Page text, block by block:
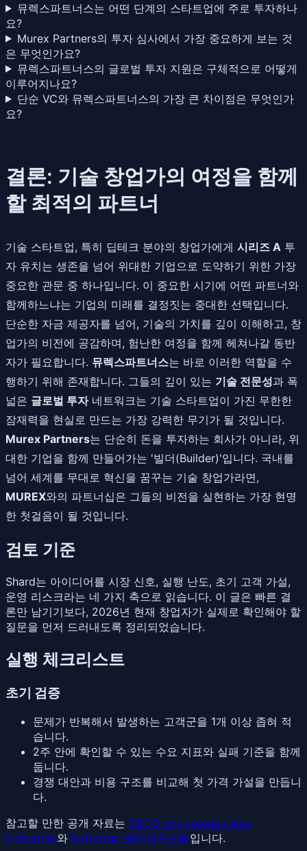
뮤렉스파트너스는 어떤 단계의 스타트업에 주로 투자하나
요?
Murex Partners의 투자 심사에서 가장 중요하게 보는 것
은 무엇인가요?
뮤렉스파트너스의 글로벌 투자 지원은 구체적으로 어떻게
이루어지나요?
단순 VC와 뮤렉스파트너스의 가장 큰 차이점은 무엇인가
요?
결론: 기술 창업가의 여정을 함께
할 최적의 파트너
기술 스타트업, 특히 딥테크 분야의 창업가에게 시리즈 A 투
자 유치는 생존을 넘어 위대한 기업으로 도약하기 위한 가장
중요한 관문 중 하나입니다. 이 중요한 시기에 어떤 파트너와
함께하느냐는 기업의 미래를 결정짓는 중대한 선택입니다.
단순한 자금 제공자를 넘어, 기술의 가치를 깊이 이해하고, 창
업가의 비전에 공감하며, 험난한 여정을 함께 헤쳐나갈 동반
자가 필요합니다. 뮤렉스파트너스는 바로 이러한 역할을 수
행하기 위해 존재합니다. 그들의 깊이 있는 기술 전문성과 폭
넓은 글로벌 투자네트워크는 기술 스타트업이 가진 무한한
잠재력을 현실로 만드는 가장 강력한 무기가 될 것입니다.
Murex Partners는 단순히 돈을 투자하는 회사가 아니라, 위
대한 기업을 함께 만들어가는 '빌더(Builder)'입니다. 국내를
넘어 세계를 무대로 혁신을 꿈꾸는 기술 창업가라면,
MUREX와의 파트너십은 그들의 비전을 실현하는 가장 현명
한 첫걸음이 될 것입니다.
검토 기준
Shard는 아이디어를 시장 신호, 실행 난도, 초기 고객 가설,
운영 리스크라는 네 가지 축으로 읽습니다. 이 글은 빠른 결
론만 남기기보다, 2026년 현재 창업자가 실제로 확인해야 할
질문을 먼저 드러내도록 정리되었습니다.
실행 체크리스트
초기 검증
문제가 반복해서 발생하는 고객군을 1개 이상 좁혀 적
습니다.
2주 안에 확인할 수 있는 수요 지표와 실패 기준을 함께
둡니다.
경쟁 대안과 비용 구조를 비교해 첫 가격 가설을 만듭니
다.
참고할 만한 공개 자료는 OECD entrepreneurship
indicators와 K-Startup 창업지원포털입니다.